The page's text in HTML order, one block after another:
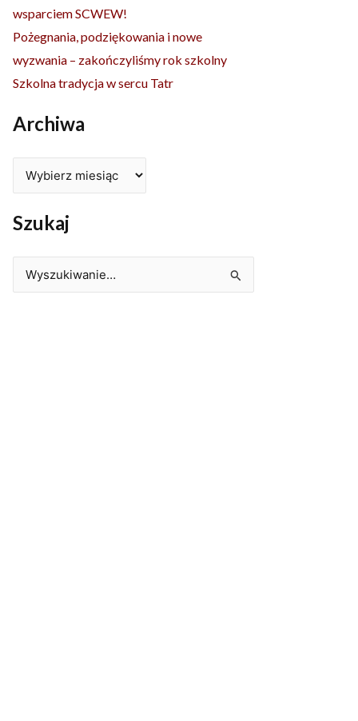
wsparciem SCWEW!
Pożegnania, podziękowania i nowe
wyzwania – zakończyliśmy rok szkolny
Szkolna tradycja w sercu Tatr
Archiwa
Szukaj
Szukaj